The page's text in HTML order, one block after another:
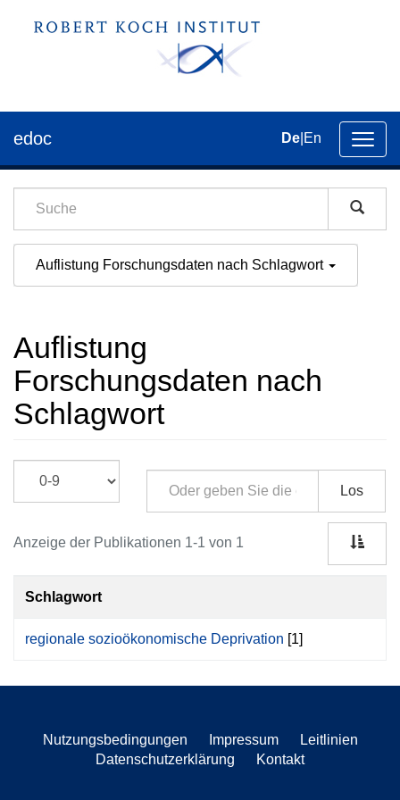
der
edoc De En
Auflistung Forschungsdaten nach Schlagwort
Auflistung
Forschungsdaten nach
Schlagwort
Los
Anzeige der Publikationen 1-1 von 1
Schlagwort
regionale sozioökonomische Deprivation [1]
Nutzungsbedingungen Impressum
Leitlinien
Datenschutzerklärung
Kontakt